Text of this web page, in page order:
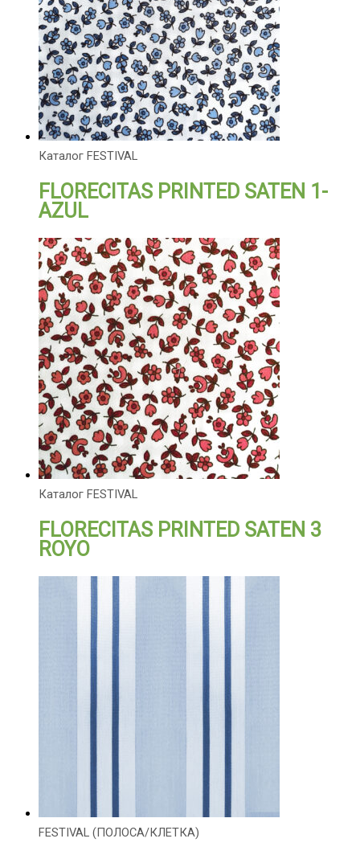
Каталог FESTIVAL
FLORECITAS PRINTED SATEN 1-
AZUL
Каталог FESTIVAL
FLORECITAS PRINTED SATEN 3
ROYO
FESTIVAL (ПОЛОСА/КЛЕТКА)